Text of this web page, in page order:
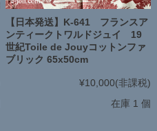
【日本発送】K-641 フランスア
ンティークトワルドジュイ 19
世紀Toile de Jouyコットンファ
ブリック 65x50cm
¥10,000(非課税)
在庫 1 個